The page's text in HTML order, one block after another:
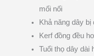
mối nối
Khả năng dây
Kerf đồng đều
Tuổi thọ dây dài